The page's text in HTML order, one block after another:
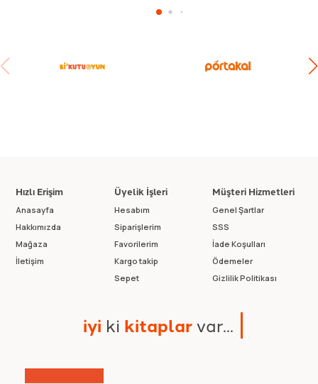
Hızlı Erişim
Anasayfa
Hakkımızda
Mağaza
İletişim
Üyelik İşleri
Hesabım
Siparişlerim
Favorilerim
Kargo takip
Sepet
Müşteri Hizmetleri
Genel Şartlar
SSS
İade Koşulları
Ödemeler
Gizlilik Politikası
iyi ki kitaplarvar...